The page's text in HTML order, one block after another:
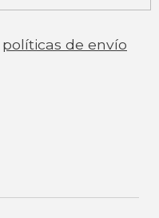
políticas de envío